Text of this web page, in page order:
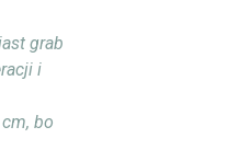
grab
i
bo